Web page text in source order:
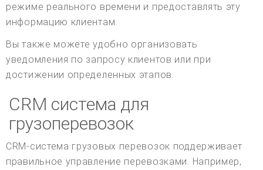
режиме реального времени и предоставлять эту
информацию клиентам.
Вы также можете удобно организовать
уведомления по запросу клиентов или при
достижении определенных этапов.
CRM система для
грузоперевозок
CRM-система грузовых перевозок поддерживает
правильное управление перевозками. Например,